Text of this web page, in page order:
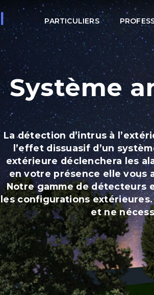
PARTICULIERS
Système
La détection d’intrus à
l’effet dissuasif d’un
extérieure déclenchera les
en votre présence elle vous
Notre gamme de détecteurs
les configurations
et ne